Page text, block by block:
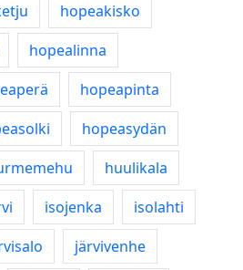
hopeakisko
hopealinna
hopeapinta
hopeasydän
huulikala
isojenka
isolahti
järvivenhe